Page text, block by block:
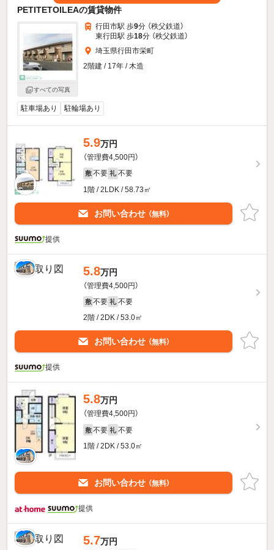
PETITETOILEAの賃貸物件
すべての写真
行田市駅 歩9分 （秩父鉄道）
東行田駅 歩18分 （秩父鉄道）
埼玉県行田市栄町
2階建 / 17年 / 木造
駐車場あり 駐輪場あり
5.9万円
（管理費4,500円）
敷 不要 礼 不要
1階 / 2LDK / 58.73㎡
お問い合わせ （無料）
提供
5.8万円
（管理費4,500円）
敷 不要 礼 不要
2階 / 2DK / 53.0㎡
お問い合わせ （無料）
提供
5.8万円
（管理費4,500円）
敷 不要 礼 不要
1階 / 2DK / 53.0㎡
お問い合わせ （無料）
提供
5.7万円